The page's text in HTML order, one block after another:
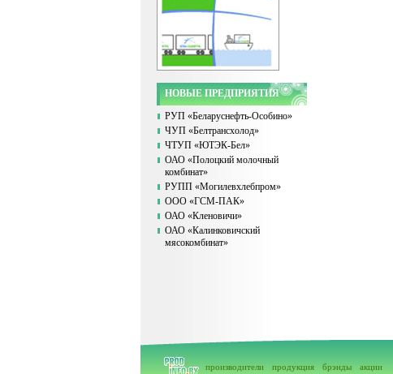
НОВЫЕ ПРЕДПРИЯТИЯ
РУП «Беларуснефть-Особино»
ЧУП «Белтрансхолод»
ЧТУП «ЮТЭК-Бел»
ОАО «Полоцкий молочный
комбинат»
РУПП «Могилевхлебпром»
ООО «ГСМ-ПАК»
ОАО «Кленовичи»
ОАО «Калинковичский
мясокомбинат»
производители продукция брэнды акции